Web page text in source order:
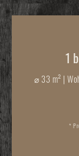
1
⌀ 33 m² |
*